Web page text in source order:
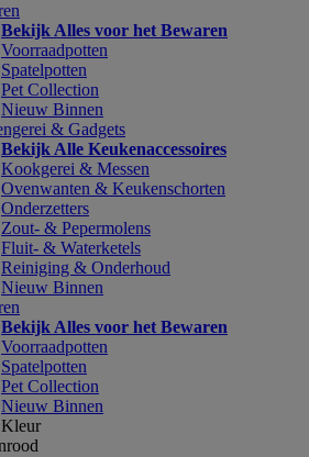
Bekijk Alles voor het Bewaren
Voorraadpotten
Spatelpotten
Pet Collection
Nieuw Binnen
& Gadgets
Bekijk Alle Keukenaccessoires
Kookgerei & Messen
Ovenwanten & Keukenschorten
Onderzetters
Zout- & Pepermolens
Fluit- & Waterketels
Reiniging & Onderhoud
Nieuw Binnen
Bekijk Alles voor het Bewaren
Voorraadpotten
Spatelpotten
Pet Collection
Nieuw Binnen